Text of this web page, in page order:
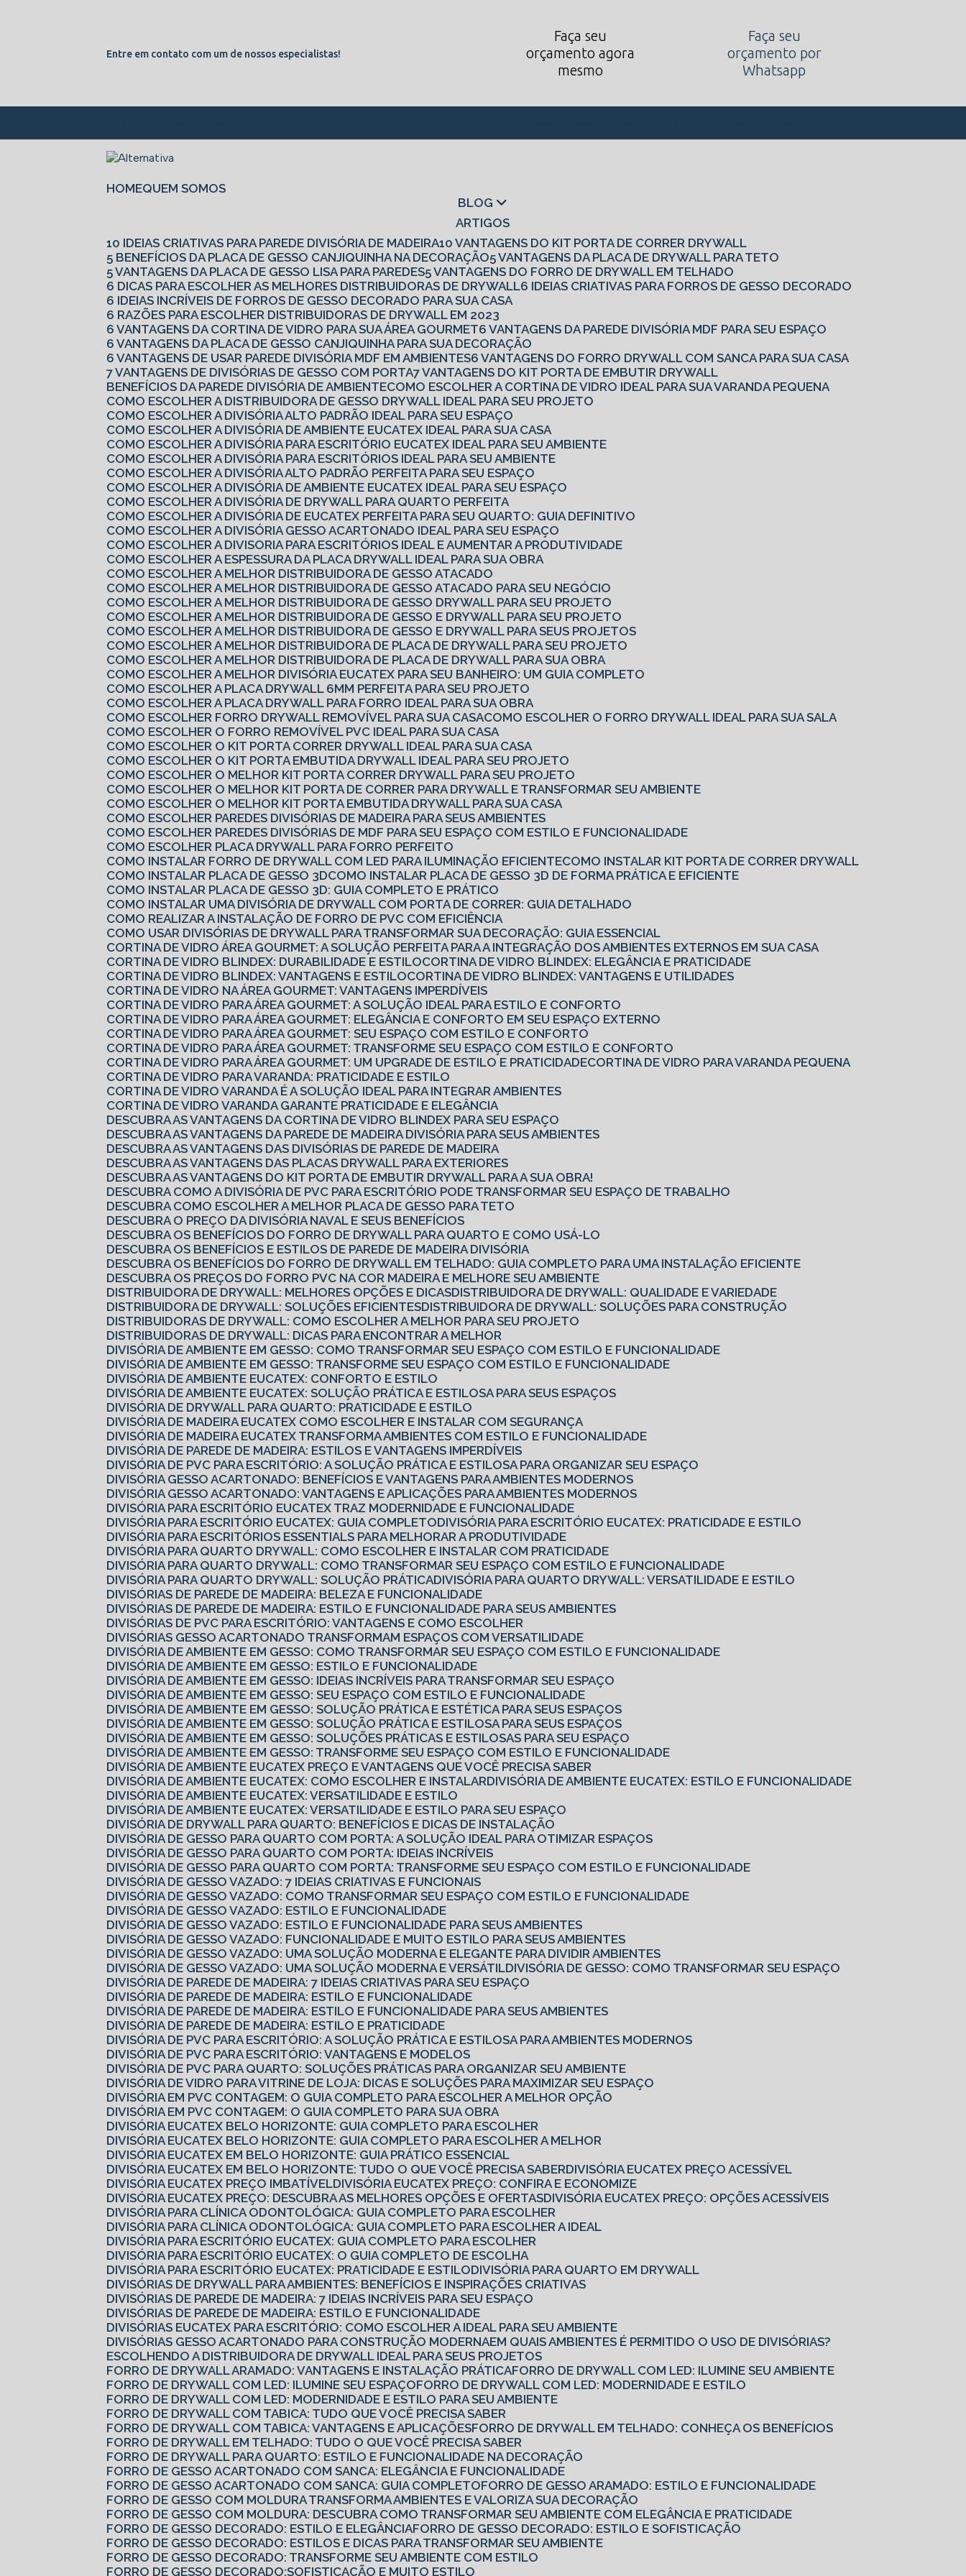
Entre em contato com um de nossos especialistas!
Faça seu
orçamento agora
mesmo
Faça seu
orçamento por
Whatsapp
HOME
QUEM SOMOS
BLOG
ARTIGOS
10 IDEIAS CRIATIVAS PARA PAREDE DIVISÓRIA DE MADEIRA 10 VANTAGENS DO KIT PORTA DE CORRER DRYWALL
5 BENEFÍCIOS DA PLACA DE GESSO CANJIQUINHA NA DECORAÇÃO 5 VANTAGENS DA PLACA DE DRYWALL PARA TETO
5 VANTAGENS DA PLACA DE GESSO LISA PARA PAREDES 5 VANTAGENS DO FORRO DE DRYWALL EM TELHADO
6 DICAS PARA ESCOLHER AS MELHORES DISTRIBUIDORAS DE DRYWALL
6 IDEIAS CRIATIVAS PARA FORROS DE GESSO DECORADO
6 IDEIAS INCRÍVEIS DE FORROS DE GESSO DECORADO PARA SUA CASA
6 RAZÕES PARA ESCOLHER DISTRIBUIDORAS DE DRYWALL EM 2023
6 VANTAGENS DA CORTINA DE VIDRO PARA SUA ÁREA GOURMET
6 VANTAGENS DA PAREDE DIVISÓRIA MDF PARA SEU ESPAÇO
6 VANTAGENS DA PLACA DE GESSO CANJIQUINHA PARA SUA DECORAÇÃO
6 VANTAGENS DE USAR PAREDE DIVISÓRIA MDF EM AMBIENTES
6 VANTAGENS DO FORRO DRYWALL COM SANCA PARA SUA CASA
7 VANTAGENS DE DIVISÓRIAS DE GESSO COM PORTA 7 VANTAGENS DO KIT PORTA DE EMBUTIR DRYWALL
BENEFÍCIOS DA PAREDE DIVISÓRIA DE AMBIENTE COMO ESCOLHER A CORTINA DE VIDRO IDEAL PARA SUA VARANDA PEQUENA
COMO ESCOLHER A DISTRIBUIDORA DE GESSO DRYWALL IDEAL PARA SEU PROJETO
COMO ESCOLHER A DIVISÓRIA ALTO PADRÃO IDEAL PARA SEU ESPAÇO
COMO ESCOLHER A DIVISÓRIA DE AMBIENTE EUCATEX IDEAL PARA SUA CASA
COMO ESCOLHER A DIVISÓRIA PARA ESCRITÓRIO EUCATEX IDEAL PARA SEU AMBIENTE
COMO ESCOLHER A DIVISÓRIA PARA ESCRITÓRIOS IDEAL PARA SEU AMBIENTE
COMO ESCOLHER A DIVISÓRIA ALTO PADRÃO PERFEITA PARA SEU ESPAÇO
COMO ESCOLHER A DIVISÓRIA DE AMBIENTE EUCATEX IDEAL PARA SEU ESPAÇO
COMO ESCOLHER A DIVISÓRIA DE DRYWALL PARA QUARTO PERFEITA
COMO ESCOLHER A DIVISÓRIA DE EUCATEX PERFEITA PARA SEU QUARTO: GUIA DEFINITIVO
COMO ESCOLHER A DIVISÓRIA GESSO ACARTONADO IDEAL PARA SEU ESPAÇO
COMO ESCOLHER A DIVISORIA PARA ESCRITÓRIOS IDEAL E AUMENTAR A PRODUTIVIDADE
COMO ESCOLHER A ESPESSURA DA PLACA DRYWALL IDEAL PARA SUA OBRA
COMO ESCOLHER A MELHOR DISTRIBUIDORA DE GESSO ATACADO
COMO ESCOLHER A MELHOR DISTRIBUIDORA DE GESSO ATACADO PARA SEU NEGÓCIO
COMO ESCOLHER A MELHOR DISTRIBUIDORA DE GESSO DRYWALL PARA SEU PROJETO
COMO ESCOLHER A MELHOR DISTRIBUIDORA DE GESSO E DRYWALL PARA SEU PROJETO
COMO ESCOLHER A MELHOR DISTRIBUIDORA DE GESSO E DRYWALL PARA SEUS PROJETOS
COMO ESCOLHER A MELHOR DISTRIBUIDORA DE PLACA DE DRYWALL PARA SEU PROJETO
COMO ESCOLHER A MELHOR DISTRIBUIDORA DE PLACA DE DRYWALL PARA SUA OBRA
COMO ESCOLHER A MELHOR DIVISÓRIA EUCATEX PARA SEU BANHEIRO: UM GUIA COMPLETO
COMO ESCOLHER A PLACA DRYWALL 6MM PERFEITA PARA SEU PROJETO
COMO ESCOLHER A PLACA DRYWALL PARA FORRO IDEAL PARA SUA OBRA
COMO ESCOLHER FORRO DRYWALL REMOVÍVEL PARA SUA CASA COMO ESCOLHER O FORRO DRYWALL IDEAL PARA SUA SALA
COMO ESCOLHER O FORRO REMOVÍVEL PVC IDEAL PARA SUA CASA
COMO ESCOLHER O KIT PORTA CORRER DRYWALL IDEAL PARA SUA CASA
COMO ESCOLHER O KIT PORTA EMBUTIDA DRYWALL IDEAL PARA SEU PROJETO
COMO ESCOLHER O MELHOR KIT PORTA CORRER DRYWALL PARA SEU PROJETO
COMO ESCOLHER O MELHOR KIT PORTA DE CORRER PARA DRYWALL E TRANSFORMAR SEU AMBIENTE
COMO ESCOLHER O MELHOR KIT PORTA EMBUTIDA DRYWALL PARA SUA CASA
COMO ESCOLHER PAREDES DIVISÓRIAS DE MADEIRA PARA SEUS AMBIENTES
COMO ESCOLHER PAREDES DIVISÓRIAS DE MDF PARA SEU ESPAÇO COM ESTILO E FUNCIONALIDADE
COMO ESCOLHER PLACA DRYWALL PARA FORRO PERFEITO
COMO INSTALAR FORRO DE DRYWALL COM LED PARA ILUMINAÇÃO EFICIENTE COMO INSTALAR KIT PORTA DE CORRER DRYWALL
COMO INSTALAR PLACA DE GESSO 3D
COMO INSTALAR PLACA DE GESSO 3D DE FORMA PRÁTICA E EFICIENTE
COMO INSTALAR PLACA DE GESSO 3D: GUIA COMPLETO E PRÁTICO
COMO INSTALAR UMA DIVISÓRIA DE DRYWALL COM PORTA DE CORRER: GUIA DETALHADO
COMO REALIZAR A INSTALAÇÃO DE FORRO DE PVC COM EFICIÊNCIA
COMO USAR DIVISÓRIAS DE DRYWALL PARA TRANSFORMAR SUA DECORAÇÃO: GUIA ESSENCIAL
CORTINA DE VIDRO ÁREA GOURMET: A SOLUÇÃO PERFEITA PARA A INTEGRAÇÃO DOS AMBIENTES EXTERNOS EM SUA CASA
CORTINA DE VIDRO BLINDEX: DURABILIDADE E ESTILO
CORTINA DE VIDRO BLINDEX: ELEGÂNCIA E PRATICIDADE
CORTINA DE VIDRO BLINDEX: VANTAGENS E ESTILO
CORTINA DE VIDRO BLINDEX: VANTAGENS E UTILIDADES
CORTINA DE VIDRO NA ÁREA GOURMET: VANTAGENS IMPERDÍVEIS
CORTINA DE VIDRO PARA ÁREA GOURMET: A SOLUÇÃO IDEAL PARA ESTILO E CONFORTO
CORTINA DE VIDRO PARA ÁREA GOURMET: ELEGÂNCIA E CONFORTO EM SEU ESPAÇO EXTERNO
CORTINA DE VIDRO PARA ÁREA GOURMET: SEU ESPAÇO COM ESTILO E CONFORTO
CORTINA DE VIDRO PARA ÁREA GOURMET: TRANSFORME SEU ESPAÇO COM ESTILO E CONFORTO
CORTINA DE VIDRO PARA ÁREA GOURMET: UM UPGRADE DE ESTILO E PRATICIDADE CORTINA DE VIDRO PARA VARANDA PEQUENA
CORTINA DE VIDRO PARA VARANDA: PRATICIDADE E ESTILO
CORTINA DE VIDRO VARANDA É A SOLUÇÃO IDEAL PARA INTEGRAR AMBIENTES
CORTINA DE VIDRO VARANDA GARANTE PRATICIDADE E ELEGÂNCIA
DESCUBRA AS VANTAGENS DA CORTINA DE VIDRO BLINDEX PARA SEU ESPAÇO
DESCUBRA AS VANTAGENS DA PAREDE DE MADEIRA DIVISÓRIA PARA SEUS AMBIENTES
DESCUBRA AS VANTAGENS DAS DIVISÓRIAS DE PAREDE DE MADEIRA
DESCUBRA AS VANTAGENS DAS PLACAS DRYWALL PARA EXTERIORES
DESCUBRA AS VANTAGENS DO KIT PORTA DE EMBUTIR DRYWALL PARA A SUA OBRA!
DESCUBRA COMO A DIVISÓRIA DE PVC PARA ESCRITÓRIO PODE TRANSFORMAR SEU ESPAÇO DE TRABALHO
DESCUBRA COMO ESCOLHER A MELHOR PLACA DE GESSO PARA TETO
DESCUBRA O PREÇO DA DIVISÓRIA NAVAL E SEUS BENEFÍCIOS
DESCUBRA OS BENEFÍCIOS DO FORRO DE DRYWALL PARA QUARTO E COMO USÁ-LO
DESCUBRA OS BENEFÍCIOS E ESTILOS DE PAREDE DE MADEIRA DIVISÓRIA
DESCUBRA OS BENEFÍCIOS DO FORRO DE DRYWALL EM TELHADO: GUIA COMPLETO PARA UMA INSTALAÇÃO EFICIENTE
DESCUBRA OS PREÇOS DO FORRO PVC NA COR MADEIRA E MELHORE SEU AMBIENTE
DISTRIBUIDORA DE DRYWALL: MELHORES OPÇÕES E DICAS
DISTRIBUIDORA DE DRYWALL: QUALIDADE E VARIEDADE
DISTRIBUIDORA DE DRYWALL: SOLUÇÕES EFICIENTES
DISTRIBUIDORA DE DRYWALL: SOLUÇÕES PARA CONSTRUÇÃO
DISTRIBUIDORAS DE DRYWALL: COMO ESCOLHER A MELHOR PARA SEU PROJETO
DISTRIBUIDORAS DE DRYWALL: DICAS PARA ENCONTRAR A MELHOR
DIVISÓRIA DE AMBIENTE EM GESSO: COMO TRANSFORMAR SEU ESPAÇO COM ESTILO E FUNCIONALIDADE
DIVISÓRIA DE AMBIENTE EM GESSO: TRANSFORME SEU ESPAÇO COM ESTILO E FUNCIONALIDADE
DIVISÓRIA DE AMBIENTE EUCATEX: CONFORTO E ESTILO
DIVISÓRIA DE AMBIENTE EUCATEX: SOLUÇÃO PRÁTICA E ESTILOSA PARA SEUS ESPAÇOS
DIVISÓRIA DE DRYWALL PARA QUARTO: PRATICIDADE E ESTILO
DIVISÓRIA DE MADEIRA EUCATEX COMO ESCOLHER E INSTALAR COM SEGURANÇA
DIVISÓRIA DE MADEIRA EUCATEX TRANSFORMA AMBIENTES COM ESTILO E FUNCIONALIDADE
DIVISÓRIA DE PAREDE DE MADEIRA: ESTILOS E VANTAGENS IMPERDÍVEIS
DIVISÓRIA DE PVC PARA ESCRITÓRIO: A SOLUÇÃO PRÁTICA E ESTILOSA PARA ORGANIZAR SEU ESPAÇO
DIVISÓRIA GESSO ACARTONADO: BENEFÍCIOS E VANTAGENS PARA AMBIENTES MODERNOS
DIVISÓRIA GESSO ACARTONADO: VANTAGENS E APLICAÇÕES PARA AMBIENTES MODERNOS
DIVISÓRIA PARA ESCRITÓRIO EUCATEX TRAZ MODERNIDADE E FUNCIONALIDADE
DIVISÓRIA PARA ESCRITÓRIO EUCATEX: GUIA COMPLETO
DIVISÓRIA PARA ESCRITÓRIO EUCATEX: PRATICIDADE E ESTILO
DIVISÓRIA PARA ESCRITÓRIOS ESSENTIALS PARA MELHORAR A PRODUTIVIDADE
DIVISÓRIA PARA QUARTO DRYWALL: COMO ESCOLHER E INSTALAR COM PRATICIDADE
DIVISÓRIA PARA QUARTO DRYWALL: COMO TRANSFORMAR SEU ESPAÇO COM ESTILO E FUNCIONALIDADE
DIVISÓRIA PARA QUARTO DRYWALL: SOLUÇÃO PRÁTICA
DIVISÓRIA PARA QUARTO DRYWALL: VERSATILIDADE E ESTILO
DIVISÓRIAS DE PAREDE DE MADEIRA: BELEZA E FUNCIONALIDADE
DIVISÓRIAS DE PAREDE DE MADEIRA: ESTILO E FUNCIONALIDADE PARA SEUS AMBIENTES
DIVISÓRIAS DE PVC PARA ESCRITÓRIO: VANTAGENS E COMO ESCOLHER
DIVISÓRIAS GESSO ACARTONADO TRANSFORMAM ESPAÇOS COM VERSATILIDADE
DIVISÓRIA DE AMBIENTE EM GESSO: COMO TRANSFORMAR SEU ESPAÇO COM ESTILO E FUNCIONALIDADE
DIVISÓRIA DE AMBIENTE EM GESSO: ESTILO E FUNCIONALIDADE
DIVISÓRIA DE AMBIENTE EM GESSO: IDEIAS INCRÍVEIS PARA TRANSFORMAR SEU ESPAÇO
DIVISÓRIA DE AMBIENTE EM GESSO: SEU ESPAÇO COM ESTILO E FUNCIONALIDADE
DIVISÓRIA DE AMBIENTE EM GESSO: SOLUÇÃO PRÁTICA E ESTÉTICA PARA SEUS ESPAÇOS
DIVISÓRIA DE AMBIENTE EM GESSO: SOLUÇÃO PRÁTICA E ESTILOSA PARA SEUS ESPAÇOS
DIVISÓRIA DE AMBIENTE EM GESSO: SOLUÇÕES PRÁTICAS E ESTILOSAS PARA SEU ESPAÇO
DIVISÓRIA DE AMBIENTE EM GESSO: TRANSFORME SEU ESPAÇO COM ESTILO E FUNCIONALIDADE
DIVISÓRIA DE AMBIENTE EUCATEX PREÇO E VANTAGENS QUE VOCÊ PRECISA SABER
DIVISÓRIA DE AMBIENTE EUCATEX: COMO ESCOLHER E INSTALAR
DIVISÓRIA DE AMBIENTE EUCATEX: ESTILO E FUNCIONALIDADE
DIVISÓRIA DE AMBIENTE EUCATEX: VERSATILIDADE E ESTILO
DIVISÓRIA DE AMBIENTE EUCATEX: VERSATILIDADE E ESTILO PARA SEU ESPAÇO
DIVISÓRIA DE DRYWALL PARA QUARTO: BENEFÍCIOS E DICAS DE INSTALAÇÃO
DIVISÓRIA DE GESSO PARA QUARTO COM PORTA: A SOLUÇÃO IDEAL PARA OTIMIZAR ESPAÇOS
DIVISÓRIA DE GESSO PARA QUARTO COM PORTA: IDEIAS INCRÍVEIS
DIVISÓRIA DE GESSO PARA QUARTO COM PORTA: TRANSFORME SEU ESPAÇO COM ESTILO E FUNCIONALIDADE
DIVISÓRIA DE GESSO VAZADO: 7 IDEIAS CRIATIVAS E FUNCIONAIS
DIVISÓRIA DE GESSO VAZADO: COMO TRANSFORMAR SEU ESPAÇO COM ESTILO E FUNCIONALIDADE
DIVISÓRIA DE GESSO VAZADO: ESTILO E FUNCIONALIDADE
DIVISÓRIA DE GESSO VAZADO: ESTILO E FUNCIONALIDADE PARA SEUS AMBIENTES
DIVISÓRIA DE GESSO VAZADO: FUNCIONALIDADE E MUITO ESTILO PARA SEUS AMBIENTES
DIVISÓRIA DE GESSO VAZADO: UMA SOLUÇÃO MODERNA E ELEGANTE PARA DIVIDIR AMBIENTES
DIVISÓRIA DE GESSO VAZADO: UMA SOLUÇÃO MODERNA E VERSÁTIL
DIVISÓRIA DE GESSO: COMO TRANSFORMAR SEU ESPAÇO
DIVISÓRIA DE PAREDE DE MADEIRA: 7 IDEIAS CRIATIVAS PARA SEU ESPAÇO
DIVISÓRIA DE PAREDE DE MADEIRA: ESTILO E FUNCIONALIDADE
DIVISÓRIA DE PAREDE DE MADEIRA: ESTILO E FUNCIONALIDADE PARA SEUS AMBIENTES
DIVISÓRIA DE PAREDE DE MADEIRA: ESTILO E PRATICIDADE
DIVISÓRIA DE PVC PARA ESCRITÓRIO: A SOLUÇÃO PRÁTICA E ESTILOSA PARA AMBIENTES MODERNOS
DIVISÓRIA DE PVC PARA ESCRITÓRIO: VANTAGENS E MODELOS
DIVISÓRIA DE PVC PARA QUARTO: SOLUÇÕES PRÁTICAS PARA ORGANIZAR SEU AMBIENTE
DIVISÓRIA DE VIDRO PARA VITRINE DE LOJA: DICAS E SOLUÇÕES PARA MAXIMIZAR SEU ESPAÇO
DIVISÓRIA EM PVC CONTAGEM: O GUIA COMPLETO PARA ESCOLHER A MELHOR OPÇÃO
DIVISÓRIA EM PVC CONTAGEM: O GUIA COMPLETO PARA SUA OBRA
DIVISÓRIA EUCATEX BELO HORIZONTE: GUIA COMPLETO PARA ESCOLHER
DIVISÓRIA EUCATEX BELO HORIZONTE: GUIA COMPLETO PARA ESCOLHER A MELHOR
DIVISÓRIA EUCATEX EM BELO HORIZONTE: GUIA PRÁTICO ESSENCIAL
DIVISÓRIA EUCATEX EM BELO HORIZONTE: TUDO O QUE VOCÊ PRECISA SABER
DIVISÓRIA EUCATEX PREÇO ACESSÍVEL
DIVISÓRIA EUCATEX PREÇO IMBATÍVEL
DIVISÓRIA EUCATEX PREÇO: CONFIRA E ECONOMIZE
DIVISÓRIA EUCATEX PREÇO: DESCUBRA AS MELHORES OPÇÕES E OFERTAS
DIVISÓRIA EUCATEX PREÇO: OPÇÕES ACESSÍVEIS
DIVISÓRIA PARA CLÍNICA ODONTOLÓGICA: GUIA COMPLETO PARA ESCOLHER
DIVISÓRIA PARA CLÍNICA ODONTOLÓGICA: GUIA COMPLETO PARA ESCOLHER A IDEAL
DIVISÓRIA PARA ESCRITÓRIO EUCATEX: GUIA COMPLETO PARA ESCOLHER
DIVISÓRIA PARA ESCRITÓRIO EUCATEX: O GUIA COMPLETO DE ESCOLHA
DIVISÓRIA PARA ESCRITÓRIO EUCATEX: PRATICIDADE E ESTILO
DIVISÓRIA PARA QUARTO EM DRYWALL
DIVISÓRIAS DE DRYWALL PARA AMBIENTES: BENEFÍCIOS E INSPIRAÇÕES CRIATIVAS
DIVISÓRIAS DE PAREDE DE MADEIRA: 7 IDEIAS INCRÍVEIS PARA SEU ESPAÇO
DIVISÓRIAS DE PAREDE DE MADEIRA: ESTILO E FUNCIONALIDADE
DIVISÓRIAS EUCATEX PARA ESCRITÓRIO: COMO ESCOLHER A IDEAL PARA SEU AMBIENTE
DIVISÓRIAS GESSO ACARTONADO PARA CONSTRUÇÃO MODERNA EM QUAIS AMBIENTES É PERMITIDO O USO DE DIVISÓRIAS?
ESCOLHENDO A DISTRIBUIDORA DE DRYWALL IDEAL PARA SEUS PROJETOS
FORRO DE DRYWALL ARAMADO: VANTAGENS E INSTALAÇÃO PRÁTICA FORRO DE DRYWALL COM LED: ILUMINE SEU AMBIENTE
FORRO DE DRYWALL COM LED: ILUMINE SEU ESPAÇO FORRO DE DRYWALL COM LED: MODERNIDADE E ESTILO
FORRO DE DRYWALL COM LED: MODERNIDADE E ESTILO PARA SEU AMBIENTE
FORRO DE DRYWALL COM TABICA: TUDO QUE VOCÊ PRECISA SABER
FORRO DE DRYWALL COM TABICA: VANTAGENS E APLICAÇÕES FORRO DE DRYWALL EM TELHADO: CONHEÇA OS BENEFÍCIOS
FORRO DE DRYWALL EM TELHADO: TUDO O QUE VOCÊ PRECISA SABER
FORRO DE DRYWALL PARA QUARTO: ESTILO E FUNCIONALIDADE NA DECORAÇÃO
FORRO DE GESSO ACARTONADO COM SANCA: ELEGÂNCIA E FUNCIONALIDADE
FORRO DE GESSO ACARTONADO COM SANCA: GUIA COMPLETO FORRO DE GESSO ARAMADO: ESTILO E FUNCIONALIDADE
FORRO DE GESSO COM MOLDURA TRANSFORMA AMBIENTES E VALORIZA SUA DECORAÇÃO
FORRO DE GESSO COM MOLDURA: DESCUBRA COMO TRANSFORMAR SEU AMBIENTE COM ELEGÂNCIA E PRATICIDADE
FORRO DE GESSO DECORADO: ESTILO E ELEGÂNCIA FORRO DE GESSO DECORADO: ESTILO E SOFISTICAÇÃO
FORRO DE GESSO DECORADO: ESTILOS E DICAS PARA TRANSFORMAR SEU AMBIENTE
FORRO DE GESSO DECORADO: TRANSFORME SEU AMBIENTE COM ESTILO
FORRO DE GESSO DECORADO:SOFISTICAÇÃO E MUITO ESTILO